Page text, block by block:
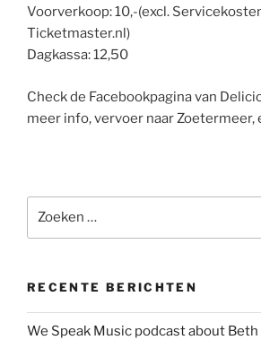
Voorverkoop: 10,-(excl.
Ticketmaster.nl)
Dagkassa: 12,50
Check de Facebookpagina van
meer info, vervoer naar Zoetermeer,
naar:
RECENTE BERICHTEN
We Speak Music podcast about Beth